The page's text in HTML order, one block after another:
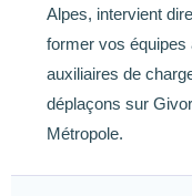
Alpes, intervient
former vos équipes
auxiliaires de
déplaçons sur
Métropole.